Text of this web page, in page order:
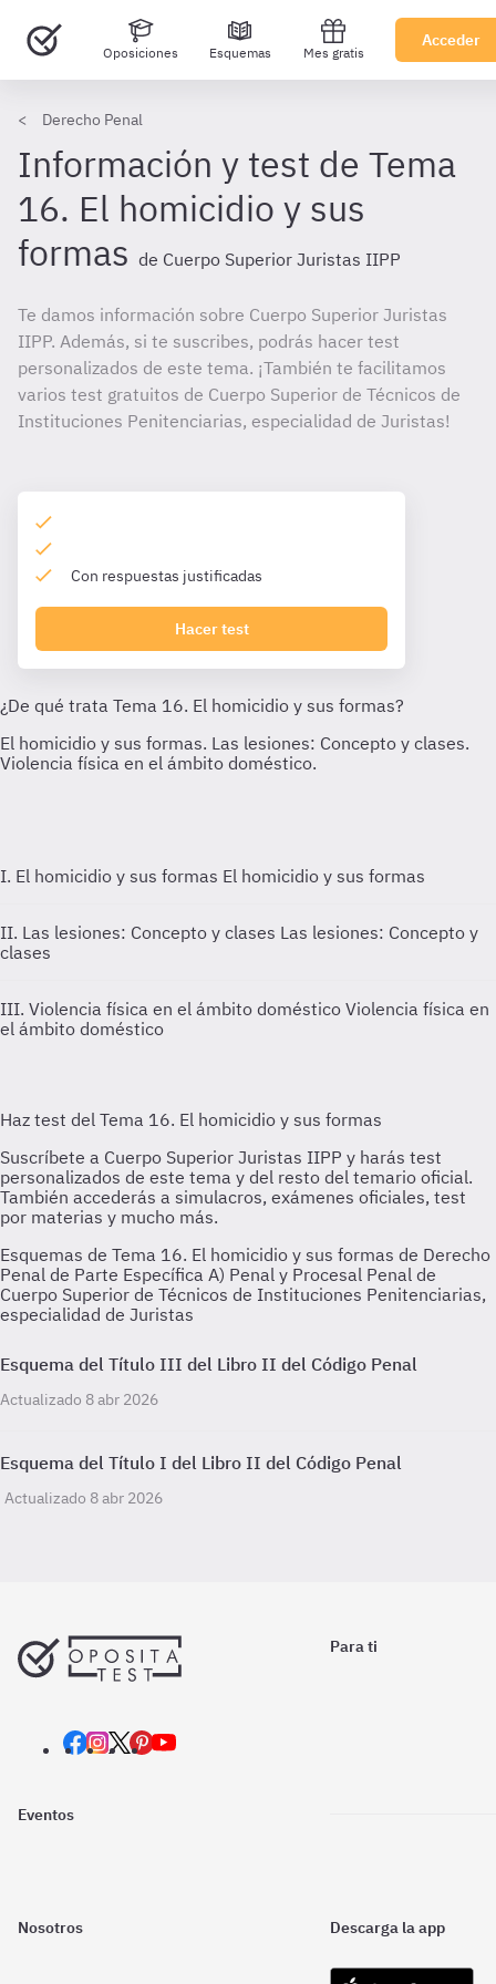
Oposiciones Esquemas Mes gratis
Acceder
Derecho Penal
Información y test de Tema
16. El homicidio y sus
formas de Cuerpo Superior Juristas IIPP
Te damos información sobre Cuerpo Superior Juristas
IIPP. Además, si te suscribes, podrás hacer test
personalizados de este tema. ¡También te facilitamos
varios test gratuitos de Cuerpo Superior de Técnicos de
Instituciones Penitenciarias, especialidad de Juristas!
Con respuestas justificadas
Hacer test
I. El homicidio y sus formas El homicidio y sus formas
II. Las lesiones: Concepto y clases Las lesiones: Concepto y
clases
III. Violencia física en el ámbito doméstico Violencia física en
el ámbito doméstico
Esquemas de Tema 16. El homicidio y sus formas de Derecho
Penal de Parte Específica A) Penal y Procesal Penal de
Cuerpo Superior de Técnicos de Instituciones Penitenciarias,
especialidad de Juristas
Esquema del Título III del Libro II del Código Penal
Actualizado 8 abr 2026
Esquema del Título I del Libro II del Código Penal
Actualizado 8 abr 2026
Para ti
Eventos
Nosotros Descarga la app